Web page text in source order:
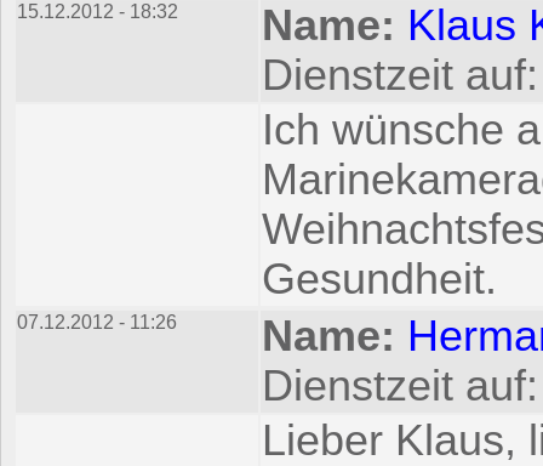
15.12.2012 - 18:32 Name: Klaus
Dienstzeit
Ich wünsche
Gesundheit.
07.12.2012 - 11:26 Name:
Dienstzeit
Lieber Klaus,